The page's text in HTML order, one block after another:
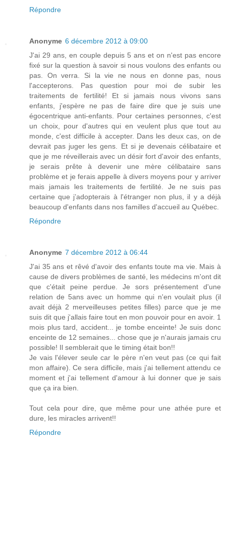
Répondre
Anonyme 6 décembre 2012 à 09:00
J'ai 29 ans, en couple depuis 5 ans et on n'est pas encore
fixé sur la question à savoir si nous voulons des enfants ou
pas. On verra. Si la vie ne nous en donne pas, nous
l'accepterons. Pas question pour moi de subir les
traitements de fertilité! Et si jamais nous vivons sans
enfants, j'espère ne pas de faire dire que je suis une
égocentrique anti-enfants. Pour certaines personnes, c'est
un choix, pour d'autres qui en veulent plus que tout au
monde, c'est difficile à accepter. Dans les deux cas, on de
devrait pas juger les gens. Et si je devenais célibataire et
que je me réveillerais avec un désir fort d'avoir des enfants,
je serais prête à devenir une mère célibataire sans
problème et je ferais appelle à divers moyens pour y arriver
mais jamais les traitements de fertilité. Je ne suis pas
certaine que j’adopterais à l'étranger non plus, il y a déjà
beaucoup d'enfants dans nos familles d'accueil au Québec.
Répondre
Anonyme 7 décembre 2012 à 06:44
J'ai 35 ans et rêvé d'avoir des enfants toute ma vie. Mais à
cause de divers problèmes de santé, les médecins m'ont dit
que c'était peine perdue. Je sors présentement d'une
relation de 5ans avec un homme qui n'en voulait plus (il
avait déjà 2 merveilleuses petites filles) parce que je me
suis dit que j'allais faire tout en mon pouvoir pour en avoir. 1
mois plus tard, accident... je tombe enceinte! Je suis donc
enceinte de 12 semaines... chose que je n'aurais jamais cru
possible! Il semblerait que le timing était bon!!
Je vais l'élever seule car le père n'en veut pas (ce qui fait
mon affaire). Ce sera difficile, mais j'ai tellement attendu ce
moment et j'ai tellement d'amour à lui donner que je sais
que ça ira bien.
Tout cela pour dire, que même pour une athée pure et
dure, les miracles arrivent!!
Répondre